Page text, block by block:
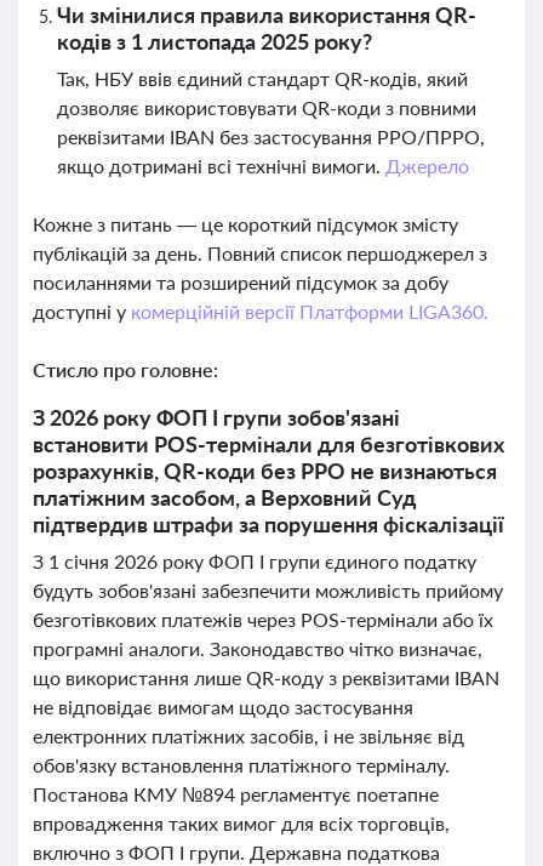
Чи змінилися правила використання QR-
кодів з 1 листопада 2025 року?
Так, НБУ ввів єдиний стандарт QR-кодів, який
дозволяє використовувати QR-коди з повними
реквізитами IBAN без застосування РРО/ПРРО,
якщо дотримані всі технічні вимоги. Джерело
Кожне з питань — це короткий підсумок змісту
публікацій за день. Повний список першоджерел з
посиланнями та розширений підсумок за добу
доступні у комерційній версії Платформи LIGA360.
Стисло про головне:
З 2026 року ФОП І групи зобов'язані
встановити POS-термінали для безготівкових
розрахунків, QR-коди без РРО не визнаються
платіжним засобом, а Верховний Суд
підтвердив штрафи за порушення фіскалізації
З 1 січня 2026 року ФОП І групи єдиного податку
будуть зобов'язані забезпечити можливість прийому
безготівкових платежів через POS-термінали або їх
програмні аналоги. Законодавство чітко визначає,
що використання лише QR-коду з реквізитами IBAN
не відповідає вимогам щодо застосування
електронних платіжних засобів, і не звільняє від
обов'язку встановлення платіжного терміналу.
Постанова КМУ №894 регламентує поетапне
впровадження таких вимог для всіх торговців,
включно з ФОП І групи. Державна податкова